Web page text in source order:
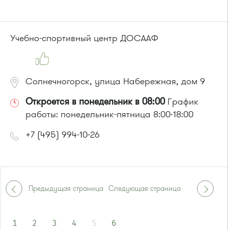
Маршрутка № 128, 408м, 431м, 476м, 720м, 900, 903
или до остановки"Филаретовская улица":
Автобусы № 11, 29.
Учебно-спортивный центр ДОСААФ
Солнечногорск, улица Набережная, дом 9
Откроется в понедельник в 08:00График
работы: понедельник-пятница 8:00-18:00
+7 (495) 994-10-26
Предыдущая страница Следующая страница
1 2 3 4 5 6